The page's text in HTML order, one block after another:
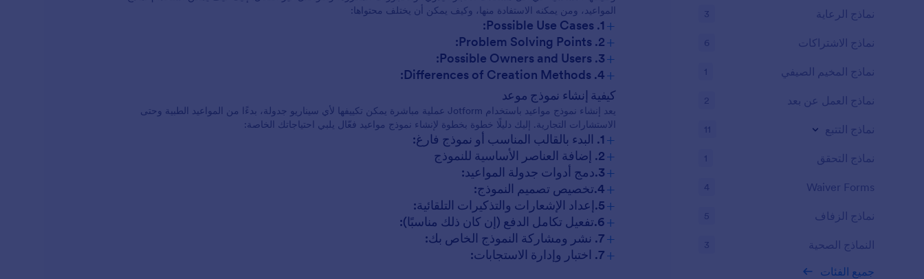
المواعيد، ومن يمكنه الاستفادة منها، وكيف يمكن أن يختلف محتواها:
+
1. Possible Use Cases:
+
2. Problem Solving Points:
+
3. Possible Owners and Users:
+
4. Differences of Creation Methods:
المواعيد الطبية:
حجوزات الصالون:
الاجتماعات التعليمية:
الاستشارات:
مواعيد الفعاليات:
كيفية إنشاء نموذج موعد
يعد إنشاء نموذج مواعيد باستخدام Jotform عملية مباشرة يمكن تكييفها لأي سيناريو جدولة، بدءًا من المواعيد الطبية وحتى
الاستشارات التجارية. إليك دليلًا خطوة بخطوة لإنشاء نموذج مواعيد فعّال يلبي احتياجاتك الخاصة:
+ 1. البدء بالقالب المناسب أو نموذج فارغ:
+2. إضافة العناصر الأساسية للنموذج
طبي:
صالون:
التعليم:
الاستشارة:
+3.دمج أدوات جدولة المواعيد:
+4.تخصيص تصميم النموذج:
+5.إعداد الإشعارات والتذكيرات التلقائية:
+6.تفعيل تكامل الدفع (إن كان ذلك مناسبًا):
+7. نشر ومشاركة النموذج الخاص بك:
+7. اختبار وإدارة الاستجابات:
نماذج الرعاية 3
نماذج الاشتراكات 6
نماذج المخيم الصيفي 1
نماذج العمل عن بعد 2
نماذج التتبع 11
نماذج التحقق 1
Waiver Forms
4
نماذج الزفاف 5
النماذج الصحية 3
جميع الفئات